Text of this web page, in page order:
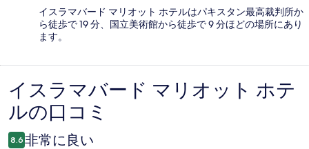
イスラマバード マリオット ホテルはパキスタン最高裁判所か
ら徒歩で 19 分、国立美術館から徒歩で 9 分ほどの場所にあり
ます。
口
コ
ミ
イスラマバード マリオット ホテ
ルの口コミ
8.6 非常に良い